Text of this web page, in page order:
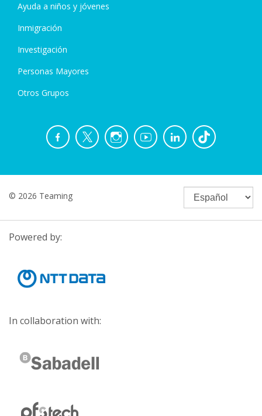
Ayuda a niños y jóvenes
Inmigración
Investigación
Personas Mayores
Otros Grupos
© 2026 Teaming
Powered by:
In collaboration with: